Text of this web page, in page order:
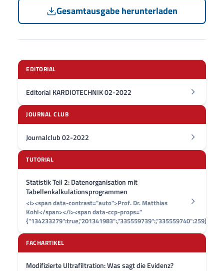
Gesamtausgabe herunterladen
EDITORIAL
Editorial KARDIOTECHNIK 02-2022
JOURNAL CLUB
Journalclub 02-2022
TUTORIAL
Statistik Teil 2: Datenorganisation mit
Tabellenkalkulationsprogrammen
<i><span data-contrast="auto">Prof. Dr. Matthias
Kohl</span></i><span data-ccp-props="
{"134233279":true,"201341983":,"335559739":,"335559740":259}">
FACHARTIKEL
Modifizierte Ultrafiltration: Was sagt die Evidenz?